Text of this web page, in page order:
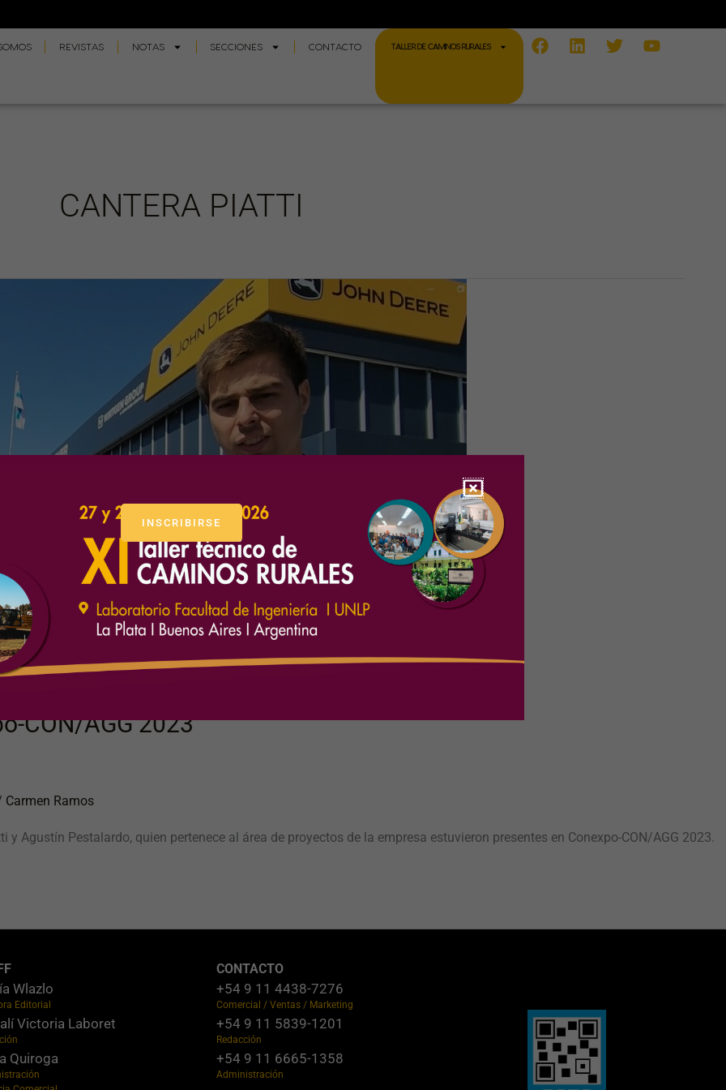
REVISTAS NOTAS SECCIONES CONTACTO TALLER DE CAMINOS RURALES
Facebook
LinkedinTwitterYoutube
CANTERA PIATTI
CON/AGG 2023
Carmen Ramos
Agustín Pestalardo, quien pertenece al área de proyectos de la empresa estuvieron presentes en Conexpo-CON/AGG 2023.
Wlazlo
Editorial
Victoria Laboret
Quiroga
CONTACTO
+54 9 11 4438-7276
Comercial / Ventas / Marketing
+54 9 11 5839-1201
Redacción
+54 9 11 6665-1358
Administración
INSCRIBIRSE